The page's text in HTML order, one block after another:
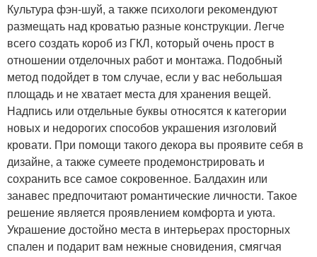
Культура фэн-шуй, а также психологи рекомендуют
размещать над кроватью разные конструкции. Легче
всего создать короб из ГКЛ, который очень прост в
отношении отделочных работ и монтажа. Подобный
метод подойдет в том случае, если у вас небольшая
площадь и не хватает места для хранения вещей.
Надпись или отдельные буквы относятся к категории
новых и недорогих способов украшения изголовий
кровати. При помощи такого декора вы проявите себя в
дизайне, а также сумеете продемонстрировать и
сохранить все самое сокровенное. Балдахин или
занавес предпочитают романтические личности. Такое
решение является проявлением комфорта и уюта.
Украшение достойно места в интерьерах просторных
спален и подарит вам нежные сновидения, смягчая